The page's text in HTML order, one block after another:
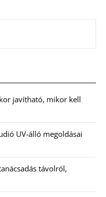
javítható, mikor kell
UV-álló megoldásai
távolról,